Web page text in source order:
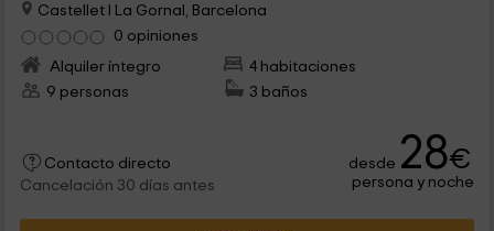
Castellet I La Gornal, Barcelona
0 opiniones
Alquiler íntegro
4 habitaciones
9 personas
3 baños
Contacto directo
Cancelación 30 días antes
desde 28€
persona y noche